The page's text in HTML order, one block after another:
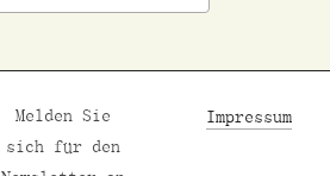
Melden Sie
sich für den
Impressum